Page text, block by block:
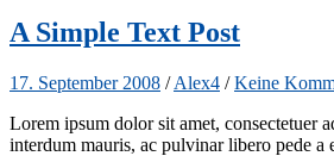
A Simple Text Post
17. September 2008 /Alex4 /Keine
Lorem ipsum dolor sit amet, consectetuer
interdum mauris, ac pulvinar libero pede